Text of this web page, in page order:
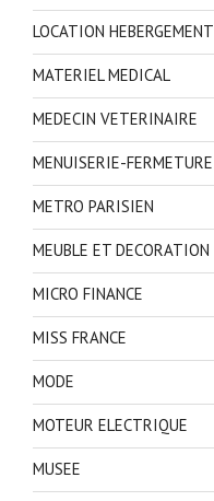
LOCATION HEBERGEMENT
MATERIEL MEDICAL
MEDECIN VETERINAIRE
MENUISERIE-FERMETURE
METRO PARISIEN
MEUBLE ET DECORATION
MICRO FINANCE
MISS FRANCE
MODE
MOTEUR ELECTRIQUE
MUSEE